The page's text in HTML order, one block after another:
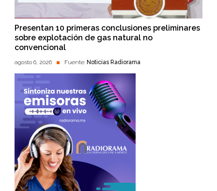
Presentan 10 primeras conclusiones preliminares
sobre explotación de gas natural no
convencional
agosto 6, 2026 Fuente: Noticias Radiorama